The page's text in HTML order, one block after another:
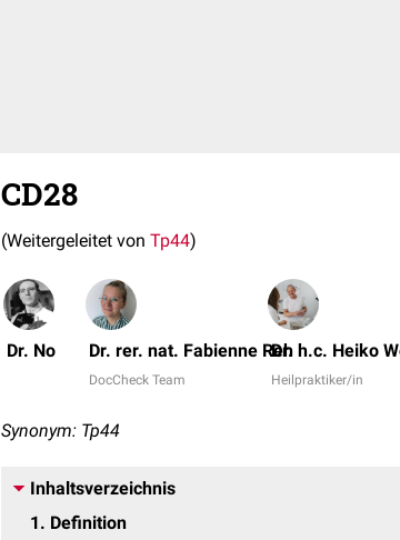
CD28
(Weitergeleitet von Tp44)
Dr. No Dr. rer. nat. Fabienne Reh
DocCheck Team
Dr. h.c. Heiko
Heilpraktiker/in
Synonym: Tp44
Inhaltsverzeichnis
1
Definition